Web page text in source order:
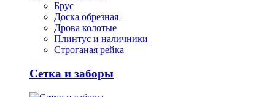
Брус
Доска обрезная
Дрова колотые
Плинтус и наличники
Строганая рейка
Сетка и заборы